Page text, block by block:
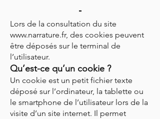
-
Lors de la consultation du site
www.narrature.fr, des cookies peuvent
être déposés sur le terminal de
l’utilisateur.
Qu’est-ce qu’un cookie ?
Un cookie est un petit fichier texte
déposé sur l’ordinateur, la tablette ou
le smartphone de l’utilisateur lors de la
visite d’un site internet. Il permet